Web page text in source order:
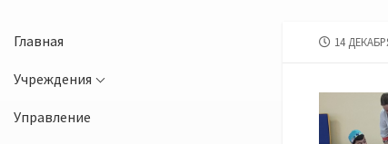
Главная
Учреждения
Управление
ДАТА
14